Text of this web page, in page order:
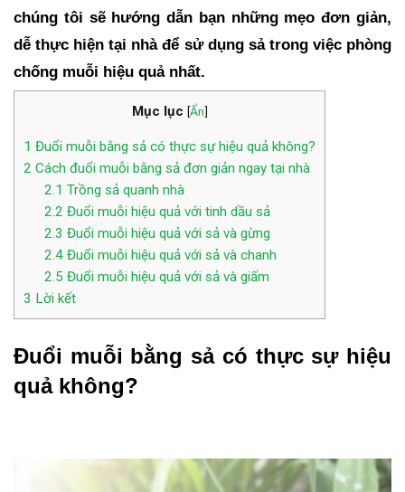
chúng tôi sẽ hướng dẫn bạn những mẹo đơn giản,
dễ thực hiện tại nhà để sử dụng sả trong việc phòng
chống muỗi hiệu quả nhất.
Mục lục [Ẩn]
1 Đuổi muỗi bằng sả có thực sự hiệu quả không?
2 Cách đuổi muỗi bằng sả đơn giản ngay tại nhà
2.1 Trồng sả quanh nhà
2.2 Đuổi muỗi hiệu quả với tinh dầu sả
2.3 Đuổi muỗi hiệu quả với sả và gừng
2.4Đuổi muỗi hiệu quả với sả và chanh
2.5 Đuổi muỗi hiệu quả với sả và giấm
3 Lời kết
Đuổi muỗi bằng sả có thực sự hiệu
quả không?